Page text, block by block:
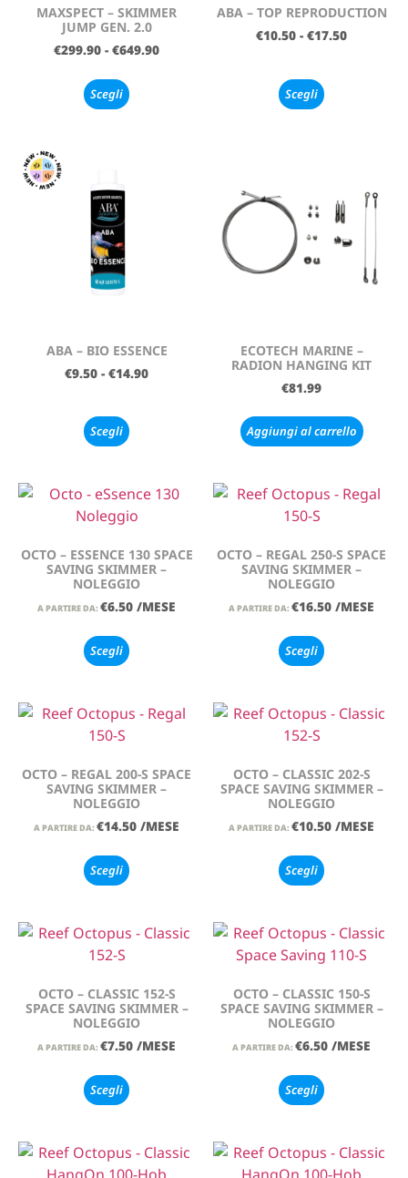
MAXSPECT – SKIMMER
JUMP GEN. 2.0
€299.90 - €649.90
Scegli
ABA – TOP REPRODUCTION
€10.50 - €17.50
Scegli
ABA – BIO ESSENCE
€9.50 - €14.90
Scegli
ECOTECH MARINE –
RADION HANGING KIT
€81.99
Aggiungi al carrello
OCTO – ESSENCE 130 SPACE
SAVING SKIMMER –
NOLEGGIO
A PARTIRE DA: €6.50 /MESE
Scegli
OCTO – REGAL 250-S SPACE
SAVING SKIMMER –
NOLEGGIO
A PARTIRE DA: €16.50 /MESE
Scegli
OCTO – REGAL 200-S SPACE
SAVING SKIMMER –
NOLEGGIO
A PARTIRE DA: €14.50 /MESE
Scegli
OCTO – CLASSIC 202-S
SPACE SAVING SKIMMER –
NOLEGGIO
A PARTIRE DA: €10.50 /MESE
Scegli
OCTO – CLASSIC 152-S
SPACE SAVING SKIMMER –
NOLEGGIO
A PARTIRE DA: €7.50 /MESE
Scegli
OCTO – CLASSIC 150-S
SPACE SAVING SKIMMER –
NOLEGGIO
A PARTIRE DA: €6.50 /MESE
Scegli